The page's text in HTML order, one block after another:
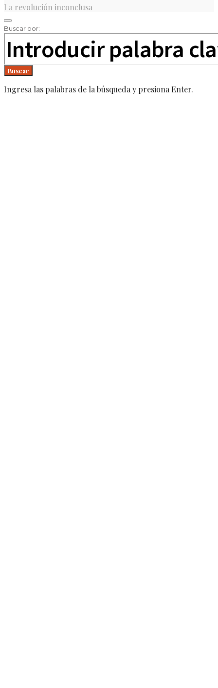
La revolución inconclusa
Buscar por:
Buscar
Ingresa las palabras de la búsqueda y presiona Enter.